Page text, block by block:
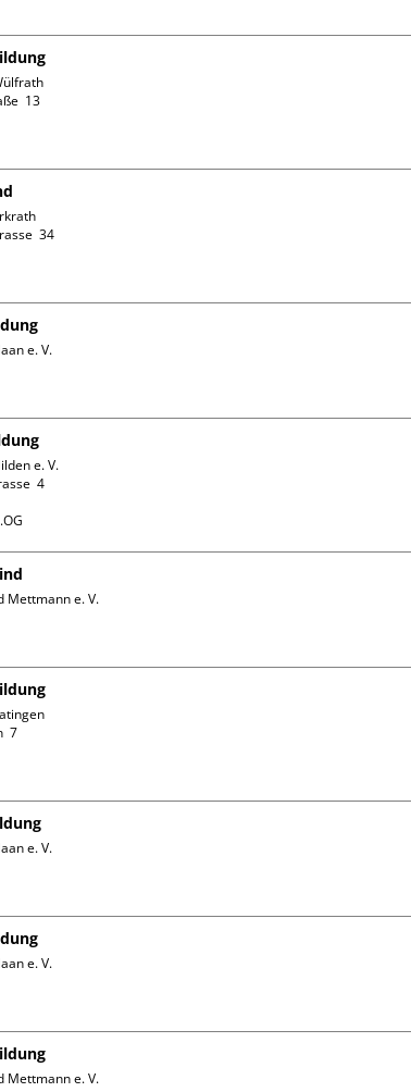
13
34
e. V.
e. V.
4
Mettmann e. V.
7
e. V.
e. V.
Mettmann e. V.